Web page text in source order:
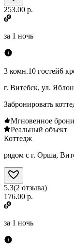
253.00 р.
за 1 ночь
3 комн.10 гостей6
г. Витебск, ул.
Забронировать
Мгновенное
Реальный объект
Коттедж
рядом с г. Орша,
5.3(2 отзыва)
176.00 р.
за 1 ночь